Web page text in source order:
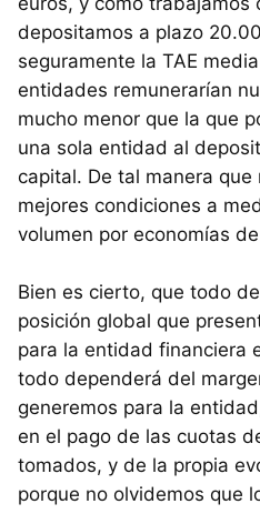
depositamos a plazo
seguramente la TAE
entidades remunerarían
mucho menor que la que
una sola entidad al
capital. De tal manera
mejores condiciones a
volumen por economías
Bien es cierto, que todo
posición global que
para la entidad financiera
todo dependerá del
generemos para la
en el pago de las cuotas
tomados, y de la propia
porque no olvidemos que